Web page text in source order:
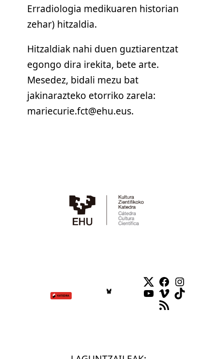
Erradiologia medikuaren historian
zehar) hitzaldia.
Hitzaldiak nahi duen guztiarentzat
egongo dira irekita, bete arte.
Mesedez, bidali mezu bat
jakinarazteko etorriko zarela:
mariecurie.fct@ehu.eus.
Twitter
Facebook
YouTube
VimeoTikTok
RSS Feed